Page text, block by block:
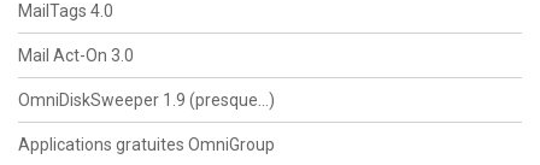
MailTags 4.0
Mail Act-On 3.0
OmniDiskSweeper 1.9 (presque…)
Applications gratuites OmniGroup